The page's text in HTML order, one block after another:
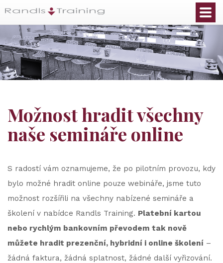
Možnost hradit všechny
naše semináře online
S radostí vám oznamujeme, že po pilotním provozu, kdy
bylo možné hradit online pouze webináře, jsme tuto
možnost rozšířili na všechny nabízené semináře a
školení v nabídce Randls Training. Platební kartou
nebo rychlým bankovním převodem tak nově
můžete hradit prezenční, hybridní i online školení –
žádná faktura, žádná splatnost, žádné další vyřizování.